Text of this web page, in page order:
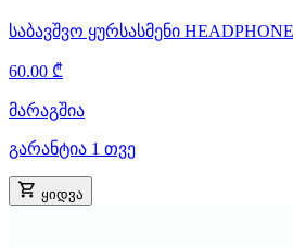
საბავშვო ყურსასმენი
60.00 ₾
მარაგშია
გარანტია 1 თვე
ყიდვა